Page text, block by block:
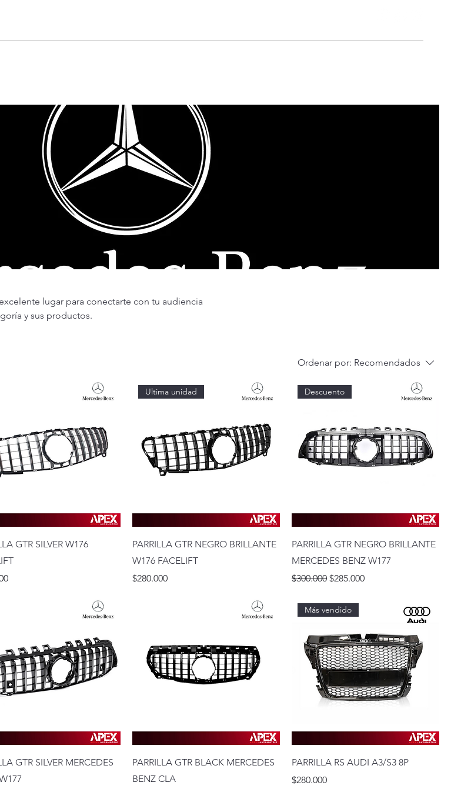
lugar para conectarte con tu audiencia
y sus productos.
Ordenar por: Recomendados
GTR SILVER W176
Ultima unidad
PARRILLA GTR NEGRO BRILLANTE
W176 FACELIFT
Precio
$280.000
Descuento
PARRILLA GTR NEGRO BRILLANTE
MERCEDES BENZ W177
Precio
$300.000 Precio de oferta
$285.000
GTR SILVER MERCEDES
PARRILLA GTR BLACK MERCEDES
BENZ CLA
Más vendido
PARRILLA RS AUDI A3/S3 8P
Precio
$280.000